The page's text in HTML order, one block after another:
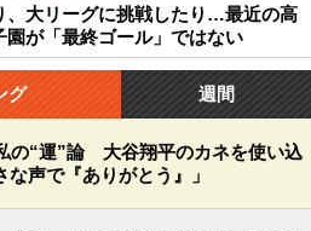
、大リーグに挑戦したり…最近の高
園が「最終ゴール」ではない
グ 週間
の“運”論 大谷翔平のカネを使い込
な声で『ありがとう』」